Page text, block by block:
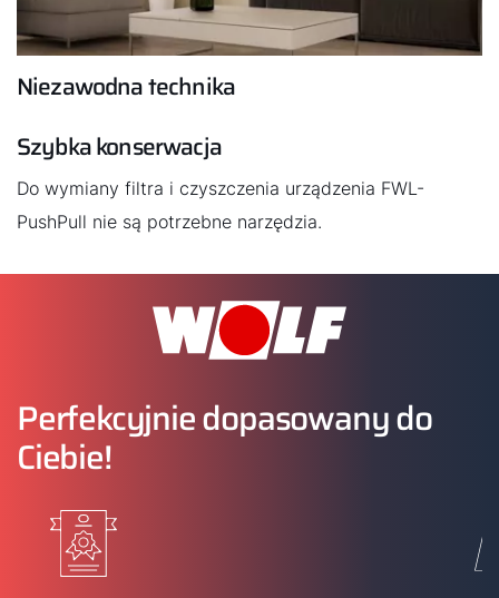
Niezawodna technika
Szybka konserwacja
Do wymiany filtra i czyszczenia urządzenia FWL-
PushPull nie są potrzebne narzędzia.
Perfekcyjnie dopasowany do
Ciebie!